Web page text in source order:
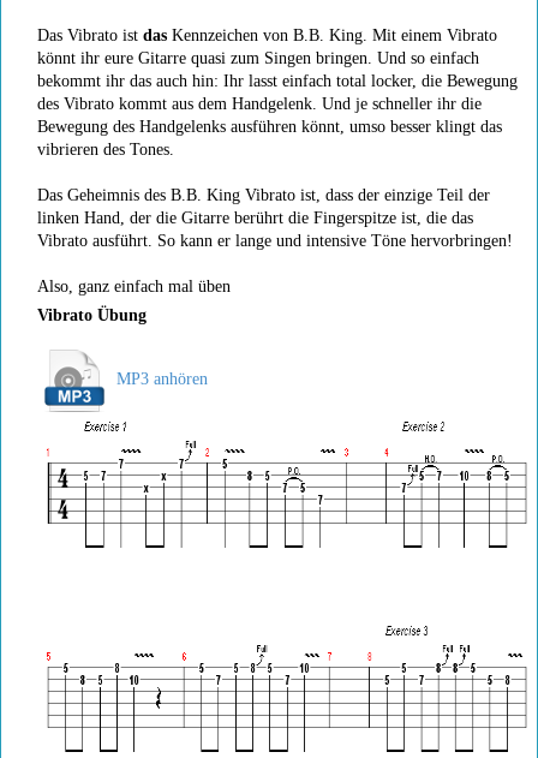
Das Vibrato ist das Kennzeichen von B.B. King. Mit einem Vibrato
könnt ihr eure Gitarre quasi zum Singen bringen. Und so einfach
bekommt ihr das auch hin: Ihr lasst einfach total locker, die Bewegung
des Vibrato kommt aus dem Handgelenk. Und je schneller ihr die
Bewegung des Handgelenks ausführen könnt, umso besser klingt das
vibrieren des Tones.
Das Geheimnis des B.B. King Vibrato ist, dass der einzige Teil der
linken Hand, der die Gitarre berührt die Fingerspitze ist, die das
Vibrato ausführt. So kann er lange und intensive Töne hervorbringen!
Also, ganz einfach mal üben
Vibrato Übung
MP3 anhören